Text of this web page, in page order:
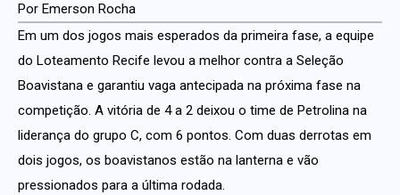
Por Emerson Rocha
Em um dos jogos mais esperados da primeira fase, a equipe
do Loteamento Recife levou a melhor contra a Seleção
Boavistana e garantiu vaga antecipada na próxima fase na
competição. A vitória de 4 a 2 deixou o time de Petrolina na
liderança do grupo C, com 6 pontos. Com duas derrotas em
dois jogos, os boavistanos estão na lanterna e vão
pressionados para a última rodada.